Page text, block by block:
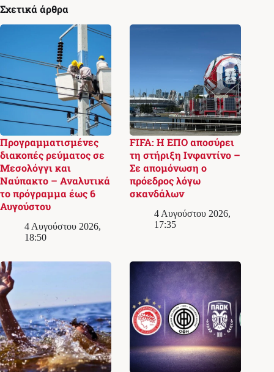
Σχετικά άρθρα
Προγραμματισμένες
διακοπές ρεύματος σε
Μεσολόγγι και
Ναύπακτο – Αναλυτικά
το πρόγραμμα έως 6
Αυγούστου
4 Αυγούστου 2026,
18:50
FIFA: Η ΕΠΟ αποσύρει
τη στήριξη Ινφαντίνο –
Σε απομόνωση ο
πρόεδρος λόγω
σκανδάλων
4 Αυγούστου 2026,
17:35